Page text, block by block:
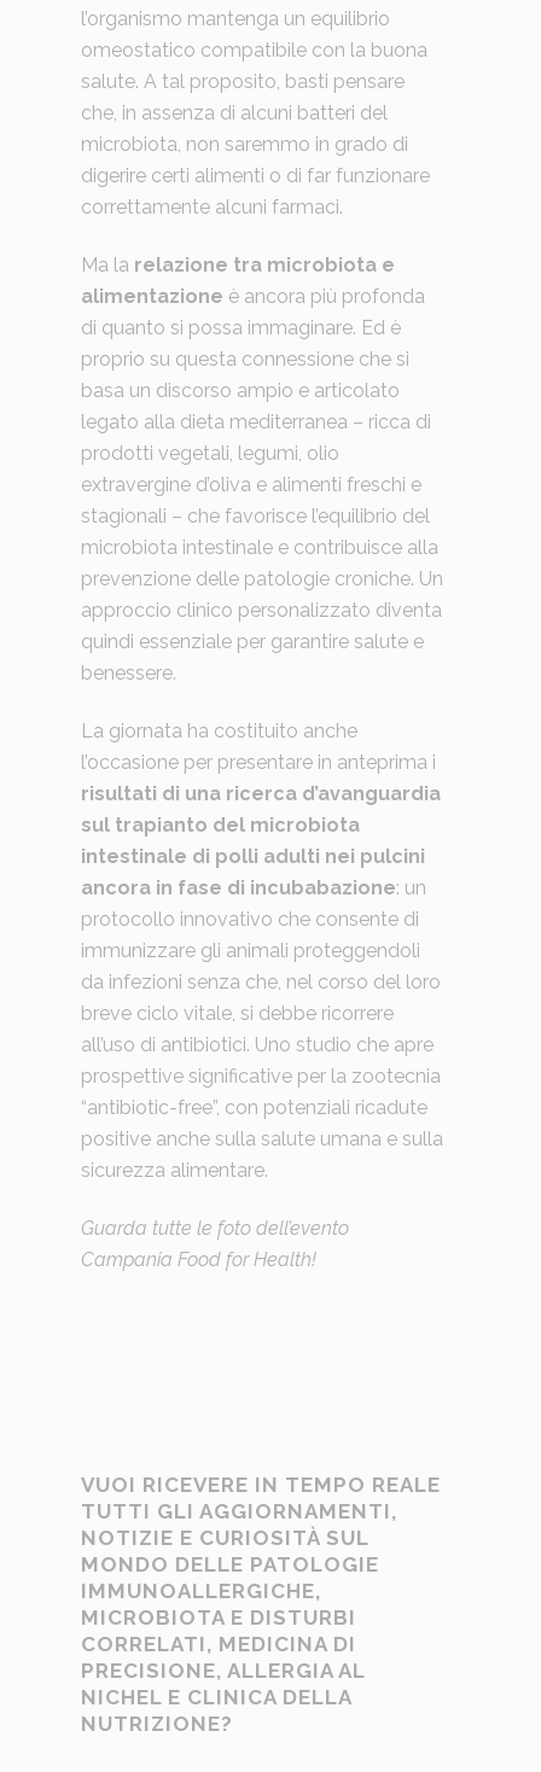
l’organismo mantenga un equilibrio
omeostatico compatibile con la buona
salute. A tal proposito, basti pensare
che, in assenza di alcuni batteri del
microbiota, non saremmo in grado di
digerire certi alimenti o di far funzionare
correttamente alcuni farmaci.
Ma la relazione tra microbiota e
alimentazione è ancora più profonda
di quanto si possa immaginare. Ed è
proprio su questa connessione che si
basa un discorso ampio e articolato
legato alla dieta mediterranea – ricca di
prodotti vegetali, legumi, olio
extravergine d’oliva e alimenti freschi e
stagionali – che favorisce l’equilibrio del
microbiota intestinale e contribuisce alla
prevenzione delle patologie croniche. Un
approccio clinico personalizzato diventa
quindi essenziale per garantire salute e
benessere.
La giornata ha costituito anche
l’occasione per presentare in anteprima i
risultati di una ricerca d’avanguardia
sul trapianto del microbiota
intestinale di polli adulti nei pulcini
ancora in fase di incubabazione: un
protocollo innovativo che consente di
immunizzare gli animali proteggendoli
da infezioni senza che, nel corso del loro
breve ciclo vitale, si debbe ricorrere
all’uso di antibiotici. Uno studio che apre
prospettive significative per la zootecnia
“antibiotic-free”, con potenziali ricadute
positive anche sulla salute umana e sulla
sicurezza alimentare.
Guarda tutte le foto dell’evento
Campania Food for Health!
VUOI RICEVERE IN TEMPO REALE
TUTTI GLI AGGIORNAMENTI,
NOTIZIE E CURIOSITÀ SUL
MONDO DELLE PATOLOGIE
IMMUNOALLERGICHE,
MICROBIOTA E DISTURBI
CORRELATI, MEDICINA DI
PRECISIONE, ALLERGIA AL
NICHEL E CLINICA DELLA
NUTRIZIONE?